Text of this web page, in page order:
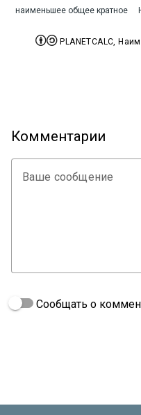
наименьшее общее кратное
 PLANETCALC,
Комментарии
Ваше сообщение
Сообщать о